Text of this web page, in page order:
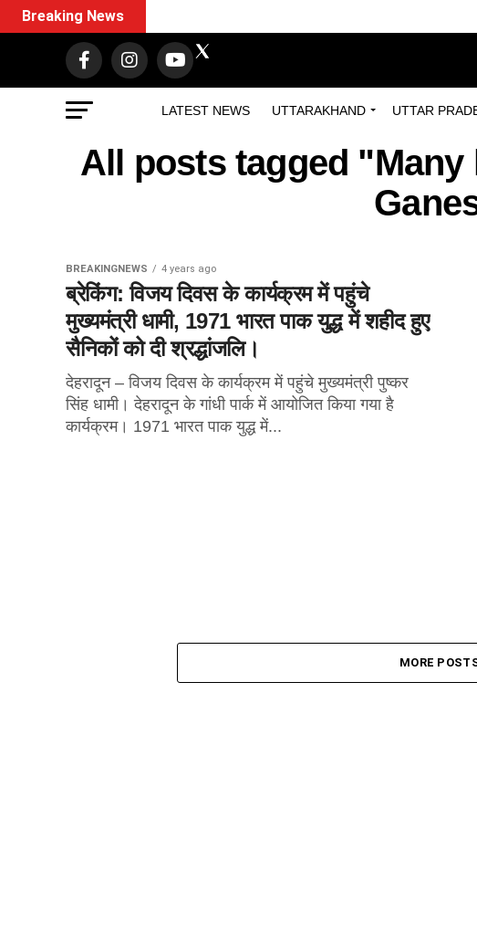
LATEST NEWS UTTARAKHAND UTTAR
Breaking News
All posts tagged
BREAKINGNEWS 4 years ago
ब्रेकिंग: विजय दिवस के कार्यक्रम में पहुंचे
मुख्यमंत्री धामी, 1971 भारत पाक युद्ध में शहीद हुए
सैनिकों को दी श्रद्धांजलि।
देहरादून – विजय दिवस के कार्यक्रम में पहुंचे मुख्यमंत्री पुष्कर
सिंह धामी। देहरादून के गांधी पार्क में आयोजित किया गया है
कार्यक्रम। 1971 भारत पाक युद्ध में...
MORE